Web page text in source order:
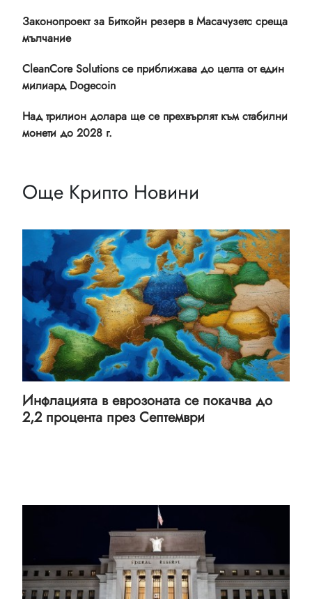
Законопроект за Биткойн резерв в Масачузетс среща
мълчание
CleanCore Solutions се приближава до целта от един
милиард Dogecoin
Над трилион долара ще се прехвърлят към стабилни
монети до 2028 г.
Още Крипто Новини
Инфлацията в еврозоната се покачва до
2,2 процента през Септември